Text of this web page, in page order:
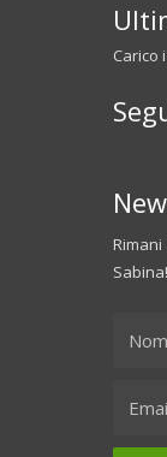
Carico
Sabina!